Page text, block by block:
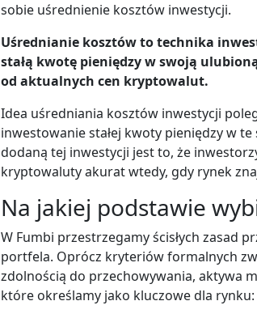
sobie uśrednienie kosztów inwestycji.
Uśrednianie kosztów to technika
stałą kwotę pieniędzy w swoją
od aktualnych cen kryptowalut.
Idea uśredniania kosztów inwestycji
inwestowanie stałej kwoty pieniędzy w
dodaną tej inwestycji jest to, że
kryptowaluty akurat wtedy, gdy rynek
Na jakiej podstawie
W Fumbi przestrzegamy ścisłych zasad
portfela. Oprócz kryteriów formalnych
zdolnością do przechowywania, aktywa
które określamy jako kluczowe dla